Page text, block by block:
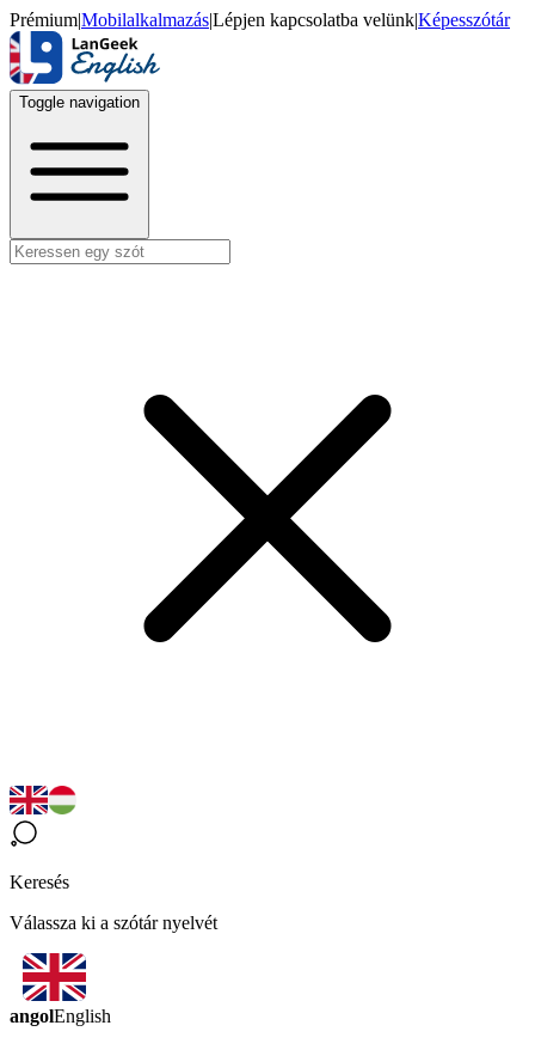
Prémium|Mobilalkalmazás|Lépjen kapcsolatba velünk|Képesszótár
Toggle navigation
Keresés
Válassza ki a szótár nyelvét
angolEnglish